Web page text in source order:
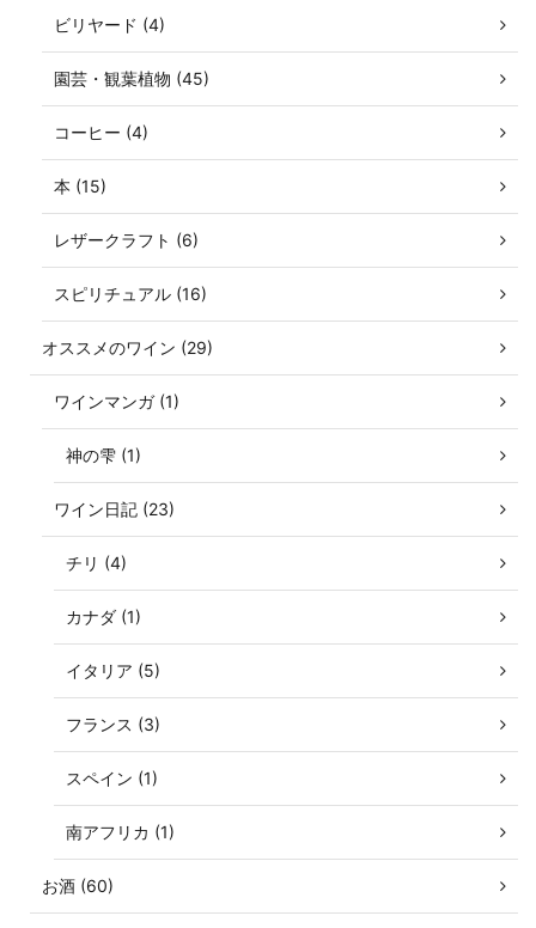
ビリヤード (4)
園芸・観葉植物 (45)
コーヒー (4)
本 (15)
レザークラフト (6)
スピリチュアル (16)
オススメのワイン (29)
ワインマンガ (1)
神の雫 (1)
ワイン日記 (23)
チリ (4)
カナダ (1)
イタリア (5)
フランス (3)
スペイン (1)
南アフリカ (1)
お酒 (60)